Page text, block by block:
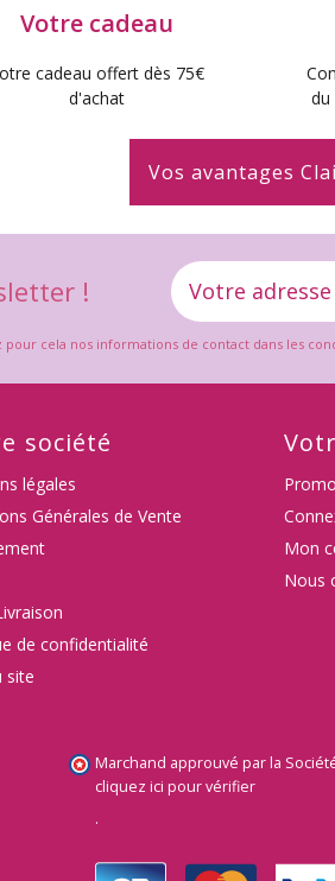
Votre cadeau
cadeau offert dès 75€
d'achat
du
Vos avantages
!
cela nos informations de contact dans les
société
légales
Générales de Vente
de confidentialité
site
Mon
Nous
Marchand approuvé par la
cliquez ici pour vérifier
.